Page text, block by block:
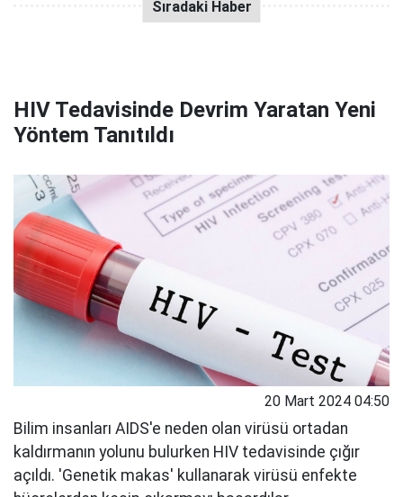
HIV Tedavisinde Devrim Yaratan Yeni
Yöntem Tanıtıldı
20 Mart 2024 04:50
Bilim insanları AIDS'e neden olan virüsü ortadan
kaldırmanın yolunu bulurken HIV tedavisinde çığır
açıldı. 'Genetik makas' kullanarak virüsü enfekte